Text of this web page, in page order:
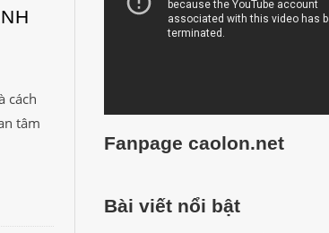
cách
tâm
Fanpage caolon.net
Bài viết nổi bật